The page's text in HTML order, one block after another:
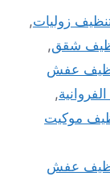
زوليات,
شقق,
عفش
,
موكيت
الخيران 55549242 تنظيف عفش